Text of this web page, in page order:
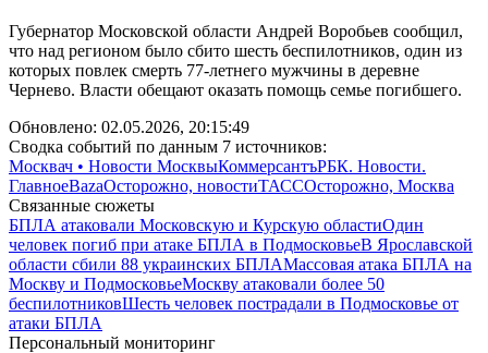
Губернатор Московской области Андрей Воробьев сообщил,
что над регионом было сбито шесть беспилотников, один из
которых повлек смерть 77-летнего мужчины в деревне
Чернево. Власти обещают оказать помощь семье погибшего.
Обновлено: 02.05.2026, 20:15:49
Сводка событий по данным 7 источников:
Москвач • Новости МосквыКоммерсантъРБК. Новости.
ГлавноеBazaОсторожно, новостиТАССОсторожно, Москва
Связанные сюжеты
БПЛА атаковали Московскую и Курскую областиОдин
человек погиб при атаке БПЛА в ПодмосковьеВ Ярославской
области сбили 88 украинских БПЛАМассовая атака БПЛА на
Москву и ПодмосковьеМоскву атаковали более 50
беспилотниковШесть человек пострадали в Подмосковье от
атаки БПЛА
Персональный мониторинг